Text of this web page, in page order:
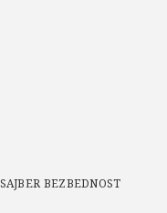
BEZBEDNOST